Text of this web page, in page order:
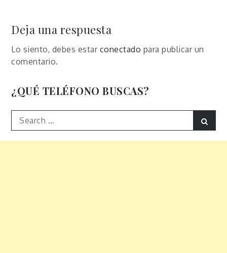
entradas
Deja una respuesta
Lo siento, debes estar conectado para publicar un
comentario.
¿QUÉ TELÉFONO BUSCAS?
Search
for: